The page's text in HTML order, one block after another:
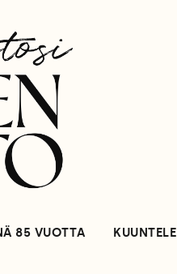
85 VUOTTA KUUNTELE